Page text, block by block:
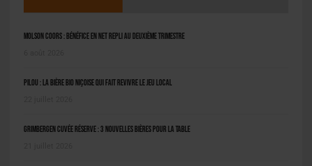
Molson Coors : bénéfice en net repli au deuxième trimestre
Pilou : la bière bio niçoise qui fait revivre le jeu local
Grimbergen Cuvée Réserve : 3 nouvelles bières pour la table